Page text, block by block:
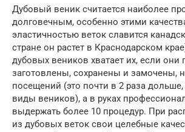
Дубовый веник считается наиболее
долговечным, особенно этими
эластичностью веток славится
стране он растет в Краснодарском
дубовых веников хватает их, если они
заготовлены, сохранены и замочены,
посещений (это почти в 2 раза дольше,
виды веников), а в руках
выдержать более 10 процедур. При
из дубовых веток свои целебные